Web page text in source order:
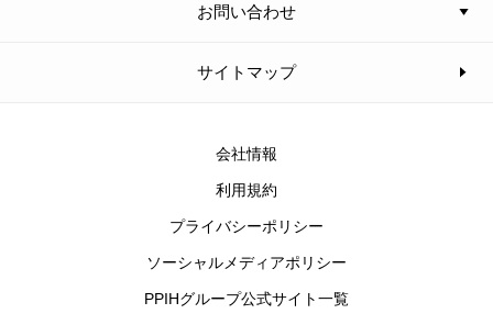
お問い合わせ
サイトマップ
会社情報
利用規約
プライバシーポリシー
ソーシャルメディアポリシー
PPIHグループ公式サイト一覧